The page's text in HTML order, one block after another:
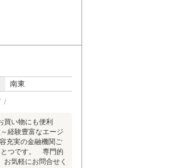
南東
買い物にも便利
経験豊富なエージ
充実の金融機関ご
とつです。 専門的
気軽にお問合せく